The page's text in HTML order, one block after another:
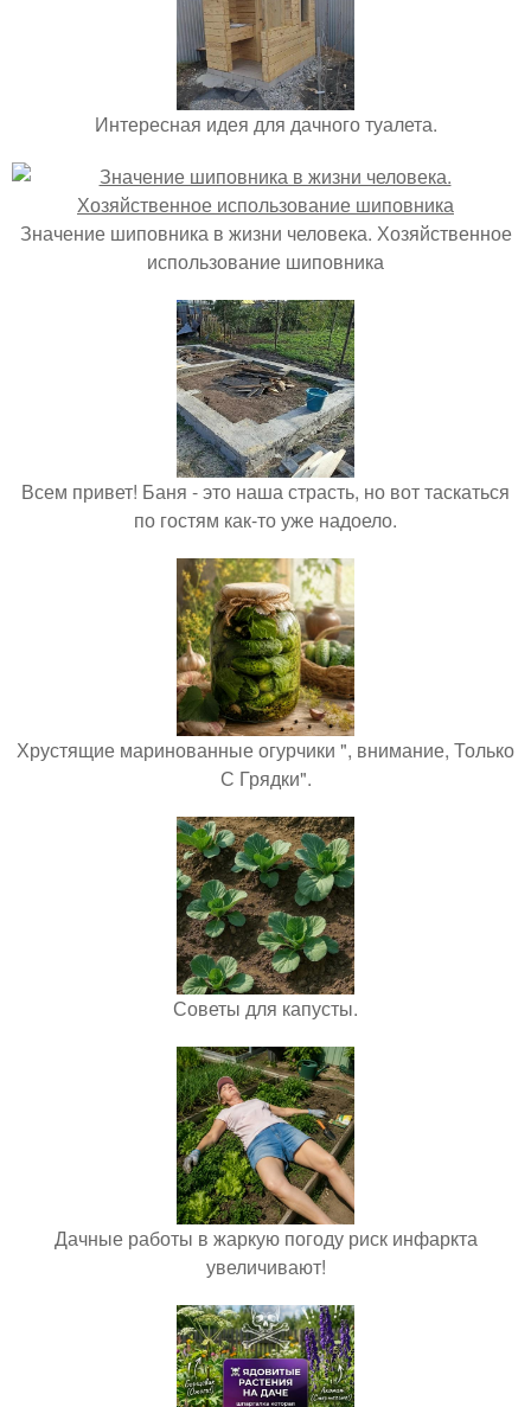
Интересная идея для дачного туалета.
Значение шиповника в жизни человека. Хозяйственное
использование шиповника
Всем привет! Баня - это наша страсть, но вот таскаться
по гостям как-то уже надоело.
Хрустящие маринованные огурчики ", внимание, Только
С Грядки".
Советы для капусты.
Дачные работы в жаркую погоду риск инфаркта
увеличивают!